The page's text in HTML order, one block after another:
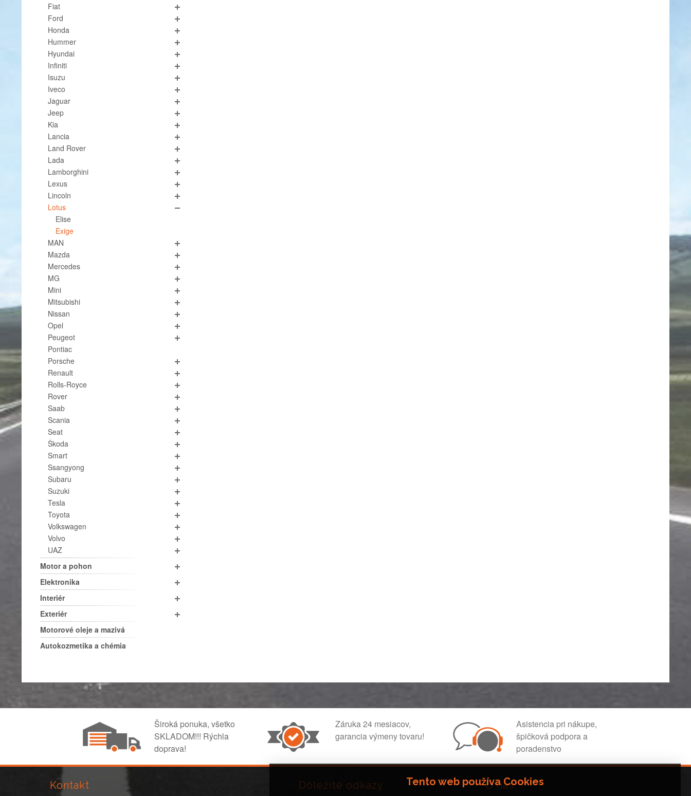
Fiat
Ford
Honda
Hummer
Hyundai
Infiniti
Isuzu
Iveco
Jaguar
Jeep
Kia
Lancia
Land Rover
Lada
Lamborghini
Lexus
Lincoln
Lotus
Elise
Exige
MAN
Mazda
Mercedes
MG
Mini
Mitsubishi
Nissan
Opel
Peugeot
Pontiac
Porsche
Renault
Rolls-Royce
Rover
Saab
Scania
Seat
Škoda
Smart
Ssangyong
Subaru
Suzuki
Tesla
Toyota
Volkswagen
Volvo
UAZ
Motor a pohon
Elektronika
Interiér
Exteriér
Motorové oleje a mazivá
Autokozmetika a chémia
Široká ponuka, všetko
SKLADOM!!! Rýchla
doprava!
Záruka 24 mesiacov,
garancia výmeny tovaru!
Asistencia pri nákupe,
špičková podpora a
poradenstvo
O nás
Dôležité odkazy
Kontakt Tento web používa Cookies